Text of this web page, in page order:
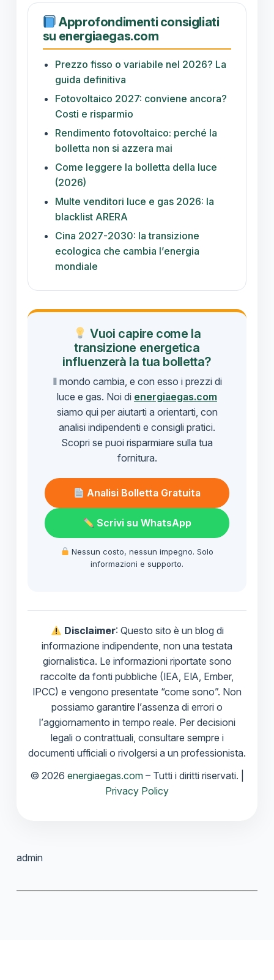
Approfondimenti consigliati
su energiaegas.com
Prezzo fisso o variabile nel 2026? La
guida definitiva
Fotovoltaico 2027: conviene ancora?
Costi e risparmio
Rendimento fotovoltaico: perché la
bolletta non si azzera mai
Come leggere la bolletta della luce
(2026)
Multe venditori luce e gas 2026: la
blacklist ARERA
Cina 2027-2030: la transizione
ecologica che cambia l’energia
mondiale
Vuoi capire come la
transizione energetica
influenzerà la tua bolletta?
Il mondo cambia, e con esso i prezzi di
luce e gas. Noi di energiaegas.com
siamo qui per aiutarti a orientarti, con
analisi indipendenti e consigli pratici.
Scopri se puoi risparmiare sulla tua
fornitura.
Analisi Bolletta Gratuita
Scrivi su WhatsApp
Nessun costo, nessun impegno. Solo
informazioni e supporto.
Disclaimer: Questo sito è un blog di
informazione indipendente, non una testata
giornalistica. Le informazioni riportate sono
raccolte da fonti pubbliche (IEA, EIA, Ember,
IPCC) e vengono presentate “come sono”. Non
possiamo garantire l’assenza di errori o
l’aggiornamento in tempo reale. Per decisioni
legali o contrattuali, consultare sempre i
documenti ufficiali o rivolgersi a un professionista.
© 2026 energiaegas.com – Tutti i diritti riservati. |
Privacy Policy
admin